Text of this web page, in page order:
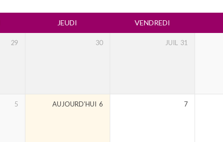
JEUDI VENDREDI
29 30 JUIL 31
5 AUJOURD’HUI 6 7